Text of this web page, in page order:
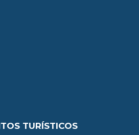
TURÍSTICOS